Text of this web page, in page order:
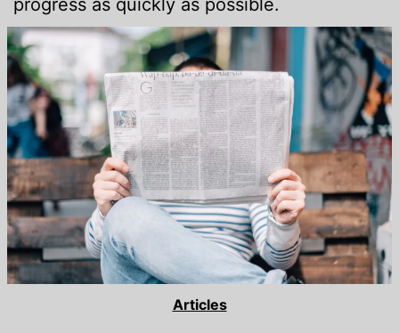
progress as quickly as possible.
Articles